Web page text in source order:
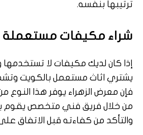
ترتيبها بنفسه.
شراء مكيفات مستعملة
إذا كان لديك مكيفات لا
يشتري اثاث مستعمل بالكويت
فإن معرض الزهراء يوفر هذا النوع
من خلال فريق فني متخصص يقوم
والتأكد من كفاءته قبل الاتفاق